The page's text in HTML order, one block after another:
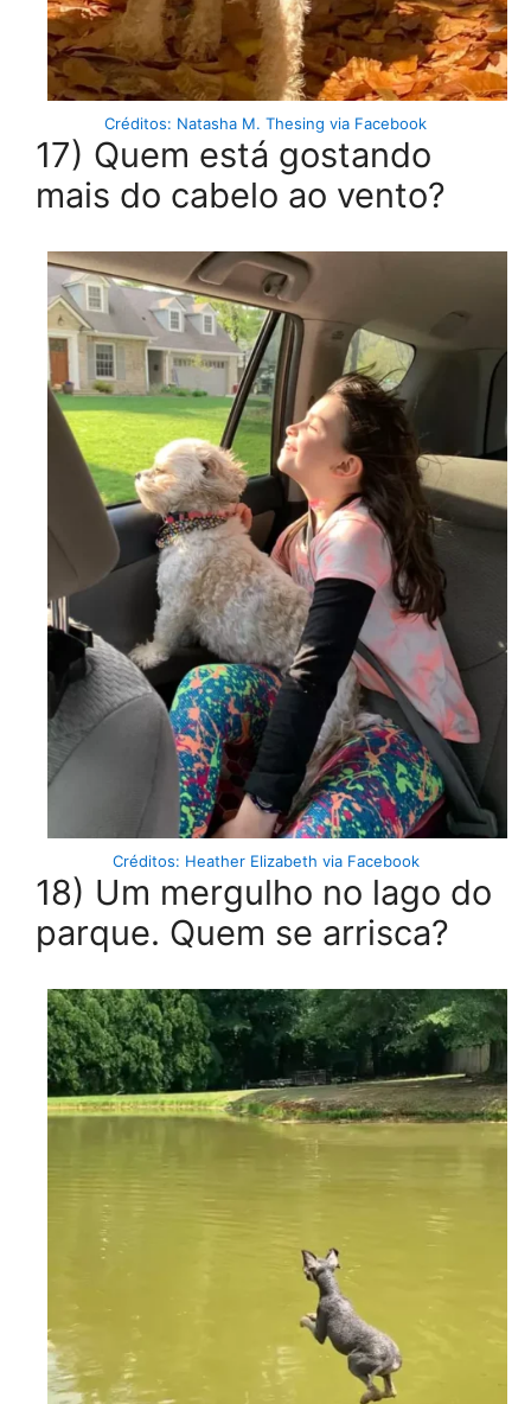
Créditos: Natasha M. Thesing via Facebook
17) Quem está gostando
mais do cabelo ao vento?
Créditos: Heather Elizabeth via Facebook
18) Um mergulho no lago do
parque. Quem se arrisca?